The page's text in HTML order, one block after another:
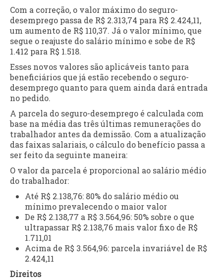
Com a correção, o valor máximo do seguro-
desemprego passa de R$ 2.313,74 para R$ 2.424,11,
um aumento de R$ 110,37. Já o valor mínimo, que
segue o reajuste do salário mínimo e sobe de R$
1.412 para R$ 1.518.
Esses novos valores são aplicáveis tanto para
beneficiários que já estão recebendo o seguro-
desemprego quanto para quem ainda dará entrada
no pedido.
A parcela do seguro-desemprego é calculada com
base na média das três últimas remunerações do
trabalhador antes da demissão. Com a atualização
das faixas salariais, o cálculo do benefício passa a
ser feito da seguinte maneira:
O valor da parcela é proporcional ao salário médio
do trabalhador:
Até R$ 2.138,76: 80% do salário médio ou
mínimo prevalecendo o maior valor
De R$ 2.138,77 a R$ 3.564,96: 50% sobre o que
ultrapassar R$ 2.138,76 mais valor fixo de R$
1.711,01
Acima de R$ 3.564,96: parcela invariável de R$
2.424,11
Direitos